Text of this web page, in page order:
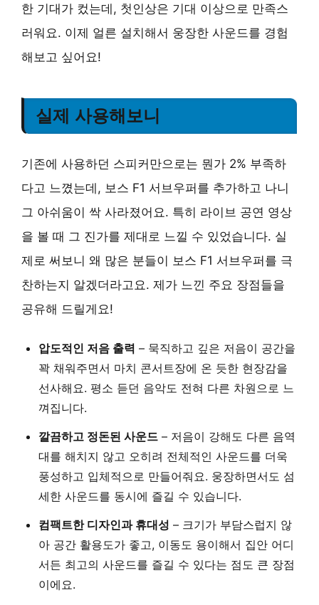
한 기대가 컸는데, 첫인상은 기대 이상으로 만족스
러워요. 이제 얼른 설치해서 웅장한 사운드를 경험
해보고 싶어요!
실제 사용해보니
기존에 사용하던 스피커만으로는 뭔가 2% 부족하
다고 느꼈는데, 보스 F1 서브우퍼를 추가하고 나니
그 아쉬움이 싹 사라졌어요. 특히 라이브 공연 영상
을 볼 때 그 진가를 제대로 느낄 수 있었습니다. 실
제로 써보니 왜 많은 분들이 보스 F1 서브우퍼를 극
찬하는지 알겠더라고요. 제가 느낀 주요 장점들을
공유해 드릴게요!
압도적인 저음 출력 – 묵직하고 깊은 저음이 공간을
꽉 채워주면서 마치 콘서트장에 온 듯한 현장감을
선사해요. 평소 듣던 음악도 전혀 다른 차원으로 느
껴집니다.
깔끔하고 정돈된 사운드 – 저음이 강해도 다른 음역
대를 해치지 않고 오히려 전체적인 사운드를 더욱
풍성하고 입체적으로 만들어줘요. 웅장하면서도 섬
세한 사운드를 동시에 즐길 수 있습니다.
컴팩트한 디자인과 휴대성 – 크기가 부담스럽지 않
아 공간 활용도가 좋고, 이동도 용이해서 집안 어디
서든 최고의 사운드를 즐길 수 있다는 점도 큰 장점
이에요.